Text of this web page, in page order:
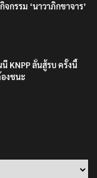
กรรม ‘นาวาภิกขาจาร’
KNPP ลั่นสู้รบ ครั้งนี้
งชนะ